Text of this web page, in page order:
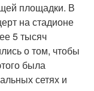
площадки. В
на стадионе
5 тысяч
о том, чтобы
была
сетях и